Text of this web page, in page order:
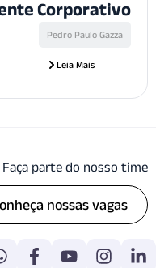
Ambiente
Pedro Paulo
Faça parte do
Conheça nossas